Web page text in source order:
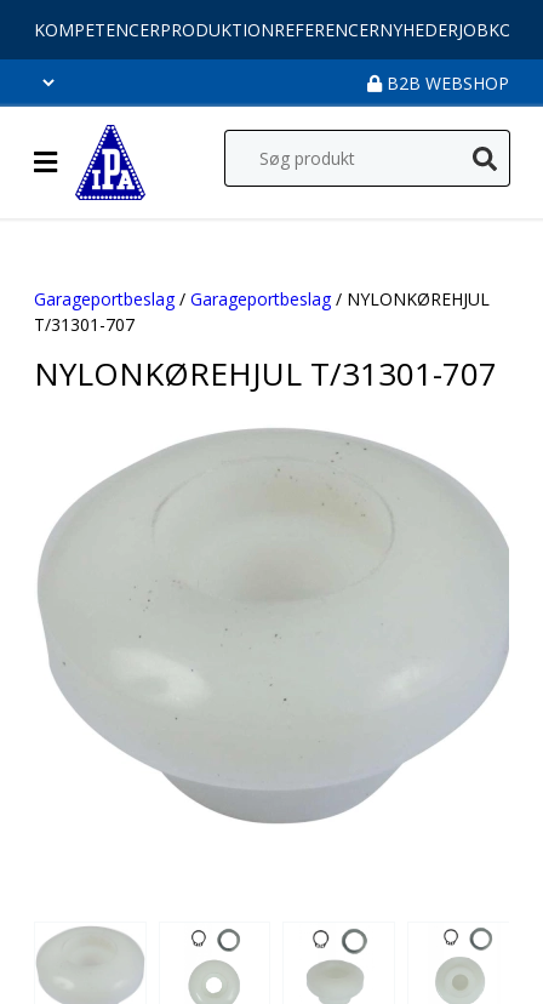
KOMPETENCERPRODUKTIONREFERENCERNYHEDERJOB
B2B WEBSHOP
Garageportbeslag/ Garageportbeslag/ NYLONKØREHJUL
T/31301-707
NYLONKØREHJUL T/31301-707